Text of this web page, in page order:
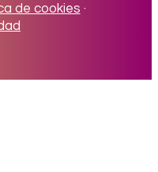
de cookies ·